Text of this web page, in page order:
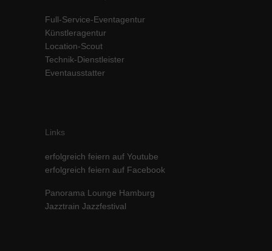
Full-Service-Eventagentur
Künstleragentur
Location-Scout
Technik-Dienstleister
Eventausstatter
Links
erfolgreich feiern auf Youtube
erfolgreich feiern auf Facebook
Panorama Lounge Hamburg
Jazztrain Jazzfestival